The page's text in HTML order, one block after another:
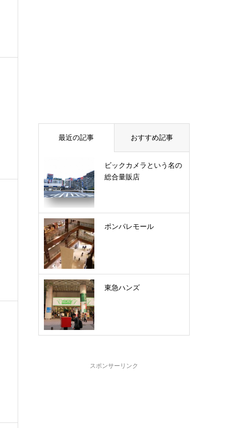
最近の記事 おすすめ記事
ビックカメラという名の
総合量販店
ポンパレモール
東急ハンズ
スポンサーリンク